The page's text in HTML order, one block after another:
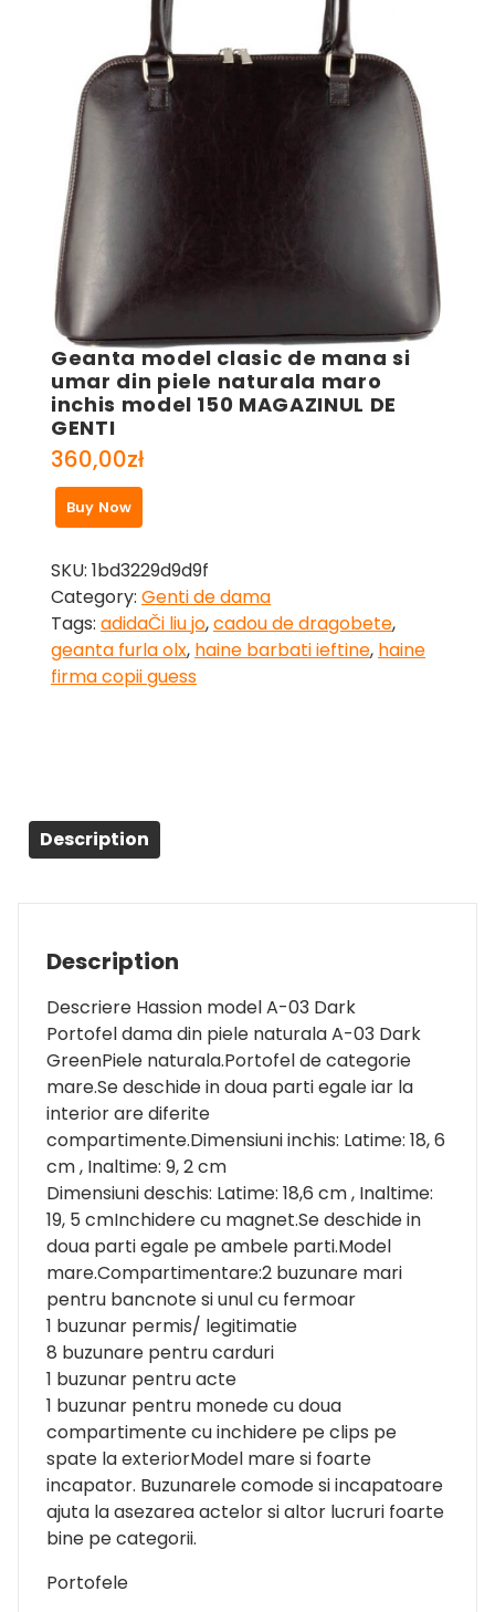
Geanta model clasic de mana si
umar din piele naturala maro
inchis model 150 MAGAZINUL DE
GENTI
360,00zł
Buy Now
SKU: 1bd3229d9d9f
Category: Genti de dama
Tags: adidaČi liu jo,cadou de dragobete,
geanta furla olx, haine barbati ieftine, haine
firma copii guess
Description
Description
Descriere Hassion model A-03 Dark
Portofel dama din piele naturala A-03 Dark
GreenPiele naturala.Portofel de categorie
mare.Se deschide in doua parti egale iar la
interior are diferite
compartimente.Dimensiuni inchis: Latime: 18, 6
cm , Inaltime: 9, 2 cm
Dimensiuni deschis: Latime: 18,6 cm , Inaltime:
19, 5 cmInchidere cu magnet.Se deschide in
doua parti egale pe ambele parti.Model
mare.Compartimentare:2 buzunare mari
pentru bancnote si unul cu fermoar
1 buzunar permis/ legitimatie
8 buzunare pentru carduri
1 buzunar pentru acte
1 buzunar pentru monede cu doua
compartimente cu inchidere pe clips pe
spate la exteriorModel mare si foarte
incapator. Buzunarele comode si incapatoare
ajuta la asezarea actelor si altor lucruri foarte
bine pe categorii.
Portofele